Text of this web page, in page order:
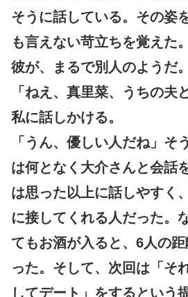
そうに話している。その姿
も言えない苛立ちを覚えた
彼が、まるで別人のようだ。
「ねえ、真里菜、うちの夫
私に話しかける。
「うん、優しい人だね」そ
は何となく大介さんと会話
は思った以上に話しやすく
に接してくれる人だった。
てもお酒が入ると、6人の
った。そして、次回は「そ
してデート」をするという